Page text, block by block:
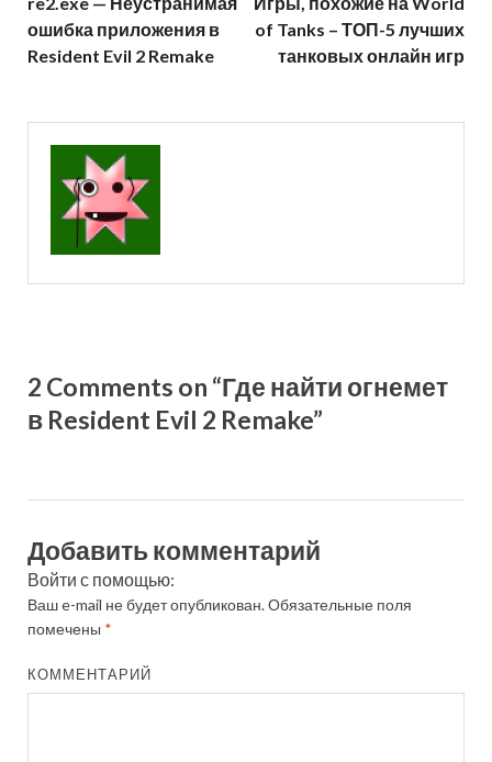
ошибка приложения в
Resident Evil 2 Remake
of Tanks – ТОП-5 лучших
танковых онлайн игр
2 Comments on “Где найти огнемет
в Resident Evil 2 Remake”
Добавить комментарий
Войти с помощью:
Ваш e-mail не будет опубликован.Обязательные поля
помечены *
КОММЕНТАРИЙ